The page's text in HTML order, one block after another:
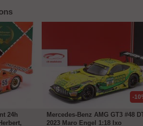
24h
-
Mercedes-Benz AMG GT3 #48
2023 Maro Engel 1:18 Ixo